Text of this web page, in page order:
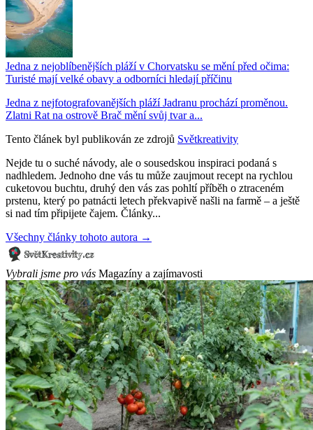
Jedna z nejoblíbenějších pláží v Chorvatsku se mění před očima:
Turisté mají velké obavy a odborníci hledají příčinu
Jedna z nejfotografovanějších pláží Jadranu prochází proměnou.
Zlatni Rat na ostrově Brač mění svůj tvar a...
Tento článek byl publikován ze zdrojů Světkreativity
Nejde tu o suché návody, ale o sousedskou inspiraci podaná s
nadhledem. Jednoho dne vás tu může zaujmout recept na rychlou
cuketovou buchtu, druhý den vás zas pohltí příběh o ztraceném
prstenu, který po patnácti letech překvapivě našli na farmě – a ještě
si nad tím připijete čajem. Články...
Všechny články tohoto autora →
Vybrali jsme pro vás Magazíny a zajímavosti